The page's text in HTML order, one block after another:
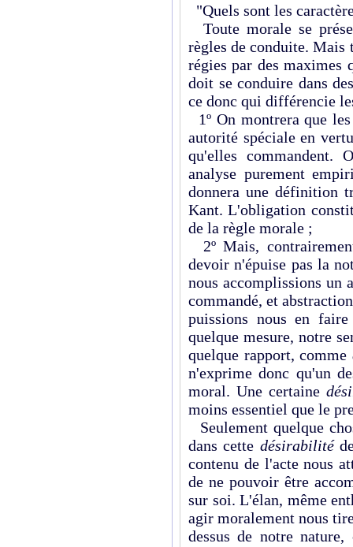
"Quels sont les
Toute morale se
règles de conduite. Mais
régies par des
doit se conduire dans
ce donc qui différencie
1º On montrera que
autorité spéciale en
qu'elles commandent.
analyse purement
donnera une définition
Kant. L'obligation
de la règle morale ;
2º Mais,
devoir n'épuise pas la
nous accomplissions un
commandé, et
puissions nous en
quelque mesure, notre
quelque rapport, comme
n'exprime donc qu'un
moral. Une certaine
moins essentiel que le
Seulement quelque
dans cette désirabilité
contenu de l'acte nous
de ne pouvoir être
sur soi. L'élan, même
agir moralement nous
dessus de notre